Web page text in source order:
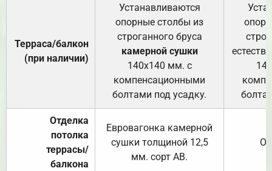
Терраса/балкон
(при наличии)
Устанавливаются
опорные столбы из
строганного бруса
камерной сушки
140х140 мм. с
компенсационными
болтами под усадку.
Отделка
потолка
террасы/
балкона
Евровагонка камерной
сушки толщиной 12,5
мм. сорт АВ.